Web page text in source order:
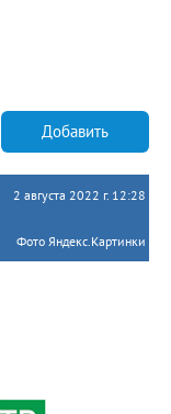
Добавить
2 августа 2022 г. 12:28
Фото Яндекс.Картинки